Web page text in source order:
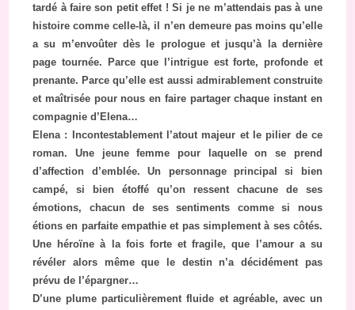
tardé à faire son petit effet ! Si je ne m’attendais pas à une
histoire comme celle-là, il n’en demeure pas moins qu’elle
a su m’envoûter dès le prologue et jusqu’à la dernière
page tournée. Parce que l’intrigue est forte, profonde et
prenante. Parce qu’elle est aussi admirablement construite
et maîtrisée pour nous en faire partager chaque instant en
compagnie d’Elena…
Elena : Incontestablement l’atout majeur et le pilier de ce
roman. Une jeune femme pour laquelle on se prend
d’affection d’emblée. Un personnage principal si bien
campé, si bien étoffé qu’on ressent chacune de ses
émotions, chacun de ses sentiments comme si nous
étions en parfaite empathie et pas simplement à ses côtés.
Une héroïne à la fois forte et fragile, que l’amour a su
révéler alors même que le destin n’a décidément pas
prévu de l’épargner…
D’une plume particulièrement fluide et agréable, avec un